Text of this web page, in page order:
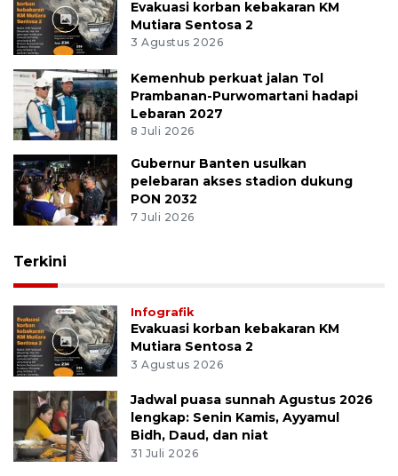
Evakuasi korban kebakaran KM
Mutiara Sentosa 2
3 Agustus 2026
Kemenhub perkuat jalan Tol
Prambanan-Purwomartani hadapi
Lebaran 2027
8 Juli 2026
Gubernur Banten usulkan
pelebaran akses stadion dukung
PON 2032
7 Juli 2026
Terkini
Infografik
Evakuasi korban kebakaran KM
Mutiara Sentosa 2
3 Agustus 2026
Jadwal puasa sunnah Agustus 2026
lengkap: Senin Kamis, Ayyamul
Bidh, Daud, dan niat
31 Juli 2026